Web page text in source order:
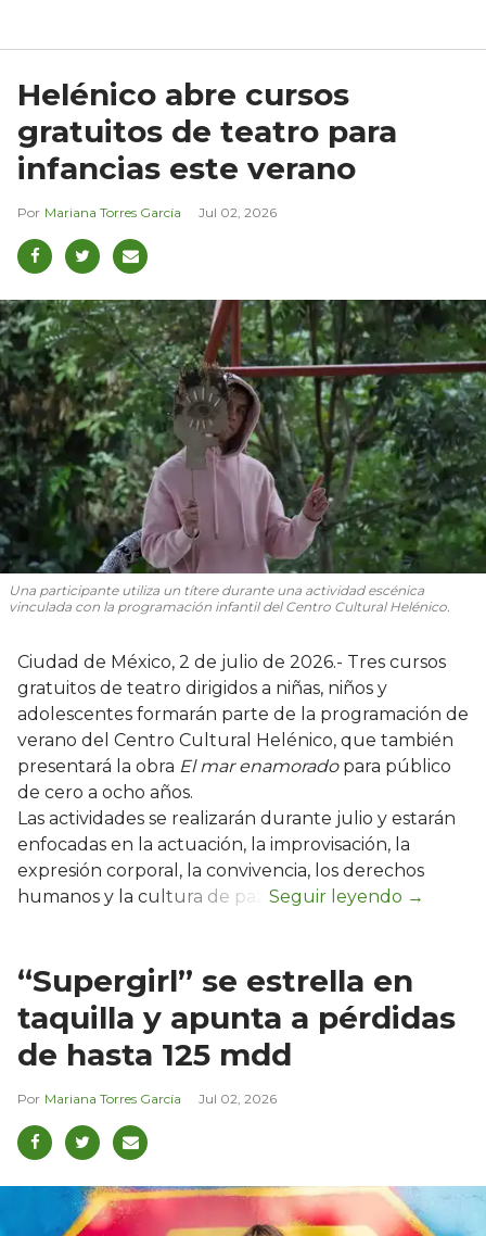
Helénico abre cursos
gratuitos de teatro para
infancias este verano
Mariana Torres García Jul 02, 2026
Una participante utiliza un títere durante una actividad escénica
vinculada con la programación infantil del Centro Cultural Helénico.
Ciudad de México, 2 de julio de 2026.- Tres cursos
gratuitos de teatro dirigidos a niñas, niños y
adolescentes formarán parte de la programación de
verano del Centro Cultural Helénico, que también
presentará la obra El mar enamoradopara público
de cero a ocho años.
Las actividades se realizarán durante julio y estarán
enfocadas en la actuación, la improvisación, la
expresión corporal, la convivencia, los derechos
humanos y la cultura de paz.
“Supergirl” se estrella en
taquilla y apunta a pérdidas
de hasta 125 mdd
Mariana Torres García Jul 02, 2026